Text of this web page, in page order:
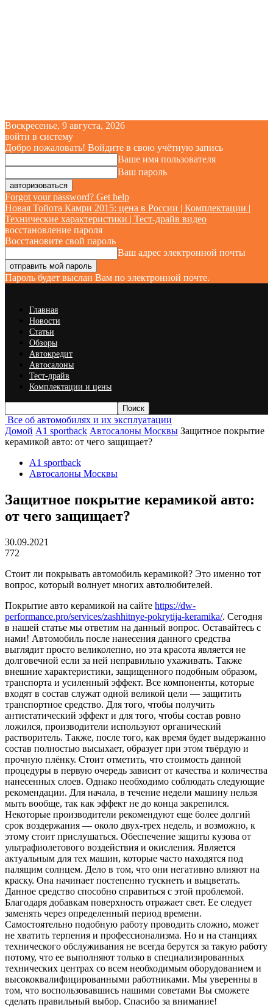
Воскресенье, 9 августа, 2026
войти в систему
Добро пожаловать! Войдите в свою учётную запись
Ваше имя пользователя
Ваш пароль
Forgot your password? Get help
Новая Тойота Камри 2015: цена в России | Комплектации |
Технические характеристики | Тест-драйв видео
восстановление пароля
Восстановите свой пароль
Ваш адрес электронной почты
Пароль будет выслан Вам по электронной почте.
Главная
Новости
Статьи
Обзоры
Автокредит
Автосалоны
Тест-драйв
Комплектации и цены
Все об автомобилях и их эксплуатации
Домой A1 sportback Автосалоны Москвы Защитное покрытие
керамикой авто: от чего защищает?
A1 sportback
Автосалоны Москвы
Защитное покрытие керамикой авто:
от чего защищает?
30.09.2021
772
Стоит ли покрывать автомобиль керамикой? Это именно тот
вопрос, который волнует многих автолюбителей.
Покрытие авто керамикой на сайте https://dw-
performance.pro/services/zashhitnye-pokrytija-keramika/. Сегодня
в нашей статье мы ответим на данный вопрос. Оставайтесь с
нами! Автомобиль после нанесения данного средства
выглядит просто великолепно, но эта красота является не
долговечной если за ней неправильно ухаживать. Также
внешние характеристики, защищенного подобным образом,
транспорта и усиленный эффект. Все компоненты, которые
входят в состав служат одной великой цели — защитить
транспортное средство. Для того, чтобы получить
антистатический эффект и для того, чтобы состав ровно
ложился, производители используют органический
растворитель. Также, после того, как время будет выдержанно
состав полностью высыхает, образует при этом твёрдую и
прочную плёнку. Стоит отметить, что стоимость данной
процедуры в первую очередь зависит от качества и количества
нанесенных слоев. Однако необходимо соблюдать следующие
рекомендации. Для начала, в течение недели машину нельзя
мыть вообще, так как эффект не до конца закрепился.
Некоторые производители рекомендуют еще более долгий
срок воздержания — около двух-трех недель, и возможно, к
этому стоит прислушаться. Обеспечение защиты кузова от
ультрафиолетового воздействия и окисления. Является
актуальным для тех машин, которые часто находятся под
палящим солнцем. Дело в том, что они негативно влияют на
краску. Она начинает постепенно тускнеть и выцветать.
Данное средство способно справиться с этой проблемой.
Благодаря добавкам поверхность отражает свет. Ее следует
заменять через определенный период времени.
Самостоятельно подобную работу проводить сложно, может
не хватить терпения и профессионализма. Но и на станциях
технического обслуживания не всегда берутся за такую работу
потому, что ее выполняют только в специализированных
технических центрах со всем необходимым оборудованием и
высококвалифицированными работниками. Мы уверенны в
том, что воспользовавшись нашими советами Вы сможете
сделать правильный выбор. Спасибо за внимание!